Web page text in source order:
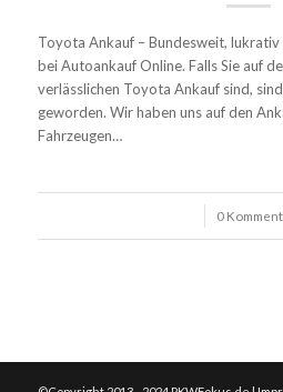
Toyota Ankauf – Bundesweit, lukrativ
bei Autoankauf Online. Falls Sie auf
verlässlichen Toyota Ankauf sind,
geworden. Wir haben uns auf den
Fahrzeugen…
0